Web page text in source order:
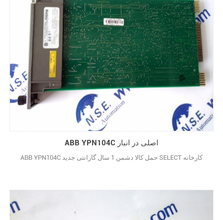
ABB YPN104C اصلی در انبار
ABB YPN104C حمل کالا دشمن 1 سال گارانتی جدید SELECT کارخانه